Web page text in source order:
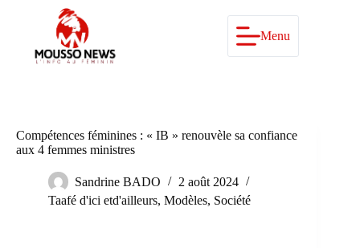
Menu
Compétences féminines : « IB » renouvèle sa confiance
aux 4 femmes ministres
Sandrine BADO
2 août 2024
Taafé d'ici etd'ailleurs, Modèles, Société